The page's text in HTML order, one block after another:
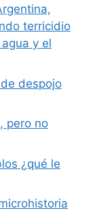
terricidio
y el
despojo
pero no
¿qué le